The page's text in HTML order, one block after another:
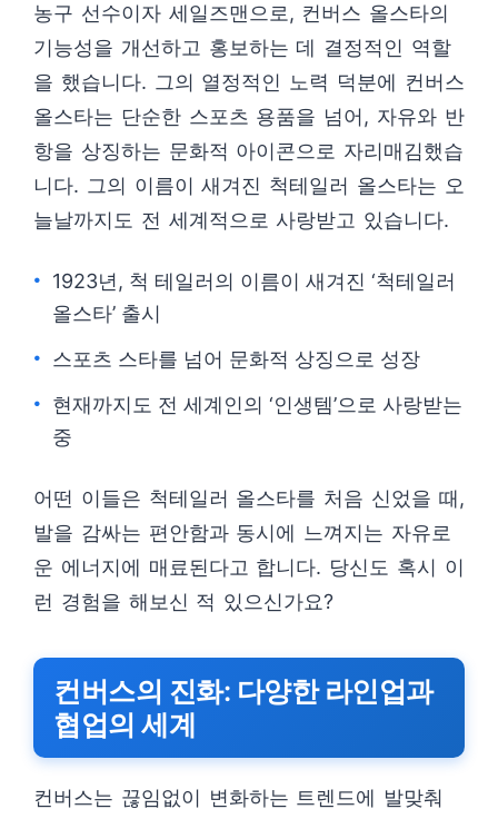
농구 선수이자 세일즈맨으로, 컨버스 올스타의
기능성을 개선하고 홍보하는 데 결정적인 역할
을 했습니다. 그의 열정적인 노력 덕분에 컨버스
올스타는 단순한 스포츠 용품을 넘어, 자유와 반
항을 상징하는 문화적 아이콘으로 자리매김했습
니다. 그의 이름이 새겨진 척테일러 올스타는 오
늘날까지도 전 세계적으로 사랑받고 있습니다.
1923년, 척 테일러의 이름이 새겨진 ‘척테일러
올스타’ 출시
스포츠 스타를 넘어 문화적 상징으로 성장
현재까지도 전 세계인의 ‘인생템’으로 사랑받는
중
어떤 이들은 척테일러 올스타를 처음 신었을 때,
발을 감싸는 편안함과 동시에 느껴지는 자유로
운 에너지에 매료된다고 합니다. 당신도 혹시 이
런 경험을 해보신 적 있으신가요?
컨버스의 진화: 다양한 라인업과
협업의 세계
컨버스는 끊임없이 변화하는 트렌드에 발맞춰